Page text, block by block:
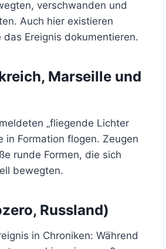
verschwanden und
Auch hier existieren
Ereignis dokumentieren.
Marseille und
„fliegende Lichter
in Formation flogen. Zeugen
runde Formen, die sich
bewegten.
Russland)
in Chroniken: Während